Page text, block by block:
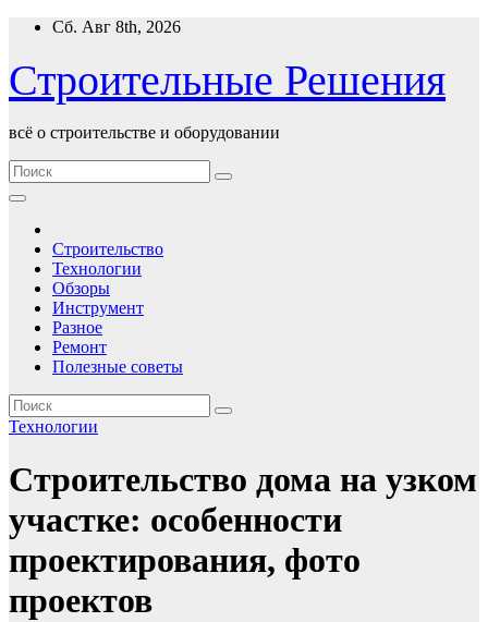
Перейти
содержимому
Сб. Авг 8th, 2026
Строительные Решения
всё о строительстве и оборудовании
Строительство
Технологии
Обзоры
Инструмент
Разное
Ремонт
Полезные советы
Технологии
Строительство дома на узком
участке: особенности
проектирования, фото
проектов